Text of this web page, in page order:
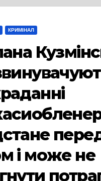
КРИМІНАЛ
і може не